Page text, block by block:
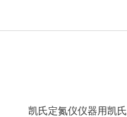
凯氏定氮仪仪器用凯氏方法检